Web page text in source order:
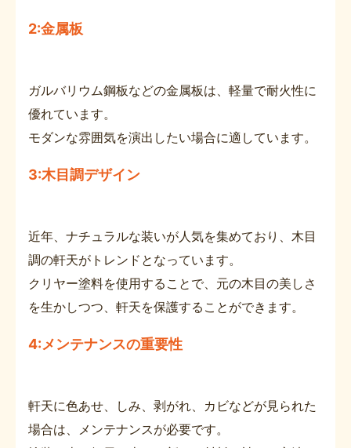
2:金属板
ガルバリウム鋼板などの金属板は、軽量で耐火性に
優れています。
モダンな雰囲気を演出したい場合に適しています。
3:木目調デザイン
近年、ナチュラルな装いが人気を集めており、木目
調の軒天がトレンドとなっています。
クリヤー塗料を使用することで、元の木目の美しさ
を生かしつつ、軒天を保護することができます。
4:メンテナンスの重要性
軒天に色あせ、しみ、剥がれ、カビなどが見られた
場合は、メンテナンスが必要です。